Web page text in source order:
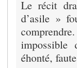
Le récit
d’asile »
impossible
éhonté,